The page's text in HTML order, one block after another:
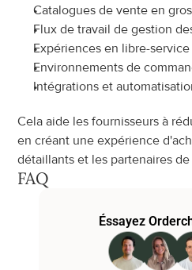
Catalogues de vente en
Flux de travail de gestion
Expériences en libre-
Environnements de
Intégrations et
Cela aide les fournisseurs à
en créant une expérience
détaillants et les partenaires
FAQ
Éssayez